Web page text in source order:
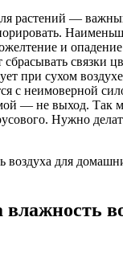
растений —
и опадение
связки
при сухом
с неимоверной
— не выход. Так
Нужно
воздуха для